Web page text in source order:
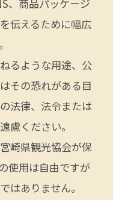
、商品パッケージ
伝えるために幅広
るような用途、公
その恐れがある目
法律、法令または
慮ください。
崎県観光協会が保
使用は自由ですが
はありません。